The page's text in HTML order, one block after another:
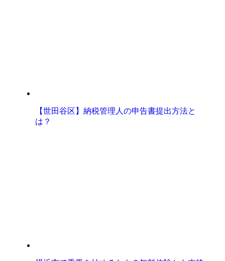
【世田谷区】納税管理人の申告書提出方法と
は？